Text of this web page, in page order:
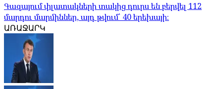
Գազայում փլատակների տակից դուրս են բերվել 112
մարդու մարմիններ, այդ թվում՝ 40 երեխայի։
ԱՌԱՋԱՐԿ